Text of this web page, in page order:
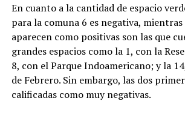
En cuanto a la cantidad de espacio
para la comuna 6 es negativa, mientras
aparecen como positivas son las que
grandes espacios como la 1, con la
8, con el Parque Indoamericano; y la
de Febrero. Sin embargo, las dos
calificadas como muy negativas.